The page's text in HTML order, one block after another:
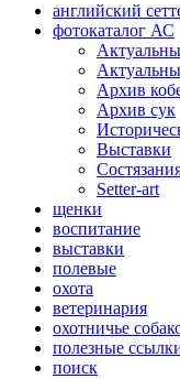
английский
фотокаталог АС
Архив
Архив сук
Выставки
Setter-art
щенки
воспитание
выставки
полевые
охота
ветеринария
охотничье
полезные
поиск